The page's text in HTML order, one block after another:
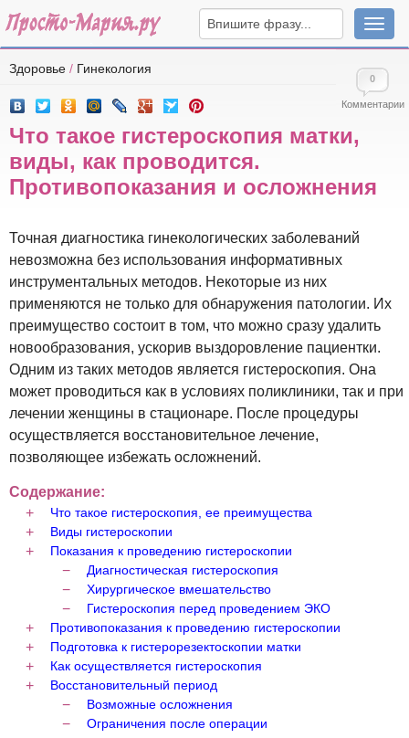
Здоровье / Гинекология
0
Комментарии
Что такое гистероскопия матки,
виды, как проводится.
Противопоказания и осложнения
Точная диагностика гинекологических заболеваний
невозможна без использования информативных
инструментальных методов. Некоторые из них
применяются не только для обнаружения патологии. Их
преимущество состоит в том, что можно сразу удалить
новообразования, ускорив выздоровление пациентки.
Одним из таких методов является гистероскопия. Она
может проводиться как в условиях поликлиники, так и при
лечении женщины в стационаре. После процедуры
осуществляется восстановительное лечение,
позволяющее избежать осложнений.
Содержание:
Что такое гистероскопия, ее преимущества
Виды гистероскопии
Показания к проведению гистероскопии
Диагностическая гистероскопия
Хирургическое вмешательство
Гистероскопия перед проведением ЭКО
Противопоказания к проведению гистероскопии
Подготовка к гистерорезектоскопии матки
Как осуществляется гистероскопия
Восстановительный период
Возможные осложнения
Ограничения после операции